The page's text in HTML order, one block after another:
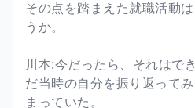
その点を踏まえた就職活動
うか。
川本:今だったら、それはで
だ当時の自分を振り返って
まっていた。